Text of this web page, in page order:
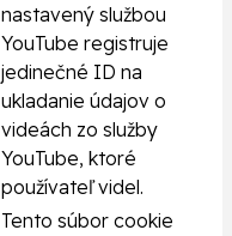
nastavený službou
YouTube registruje
jedinečné ID na
ukladanie údajov o
videách zo služby
YouTube, ktoré
používateľ videl.
Tento súbor cookie